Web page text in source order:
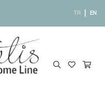
TR EN